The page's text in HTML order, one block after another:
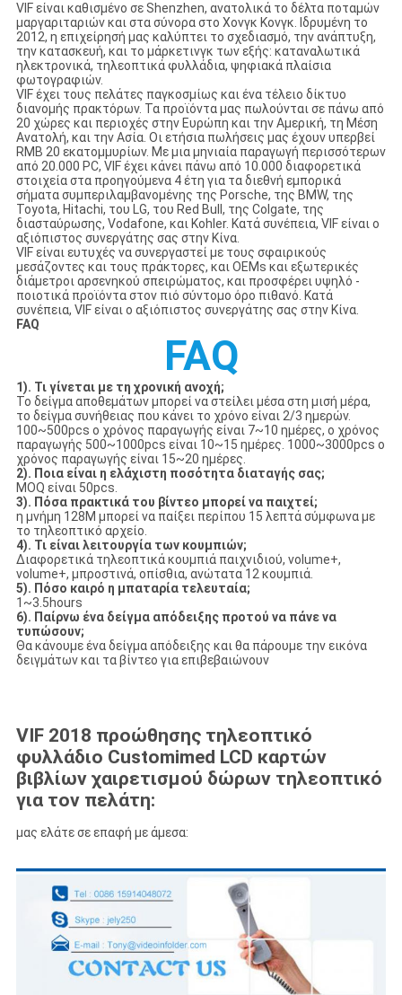
VIF είναι καθισμένο σε Shenzhen, ανατολικά το δέλτα ποταμών
μαργαριταριών και στα σύνορα στο Χονγκ Κονγκ. Ιδρυμένη το
2012, η επιχείρησή μας καλύπτει το σχεδιασμό, την ανάπτυξη,
την κατασκευή, και το μάρκετινγκ των εξής: καταναλωτικά
ηλεκτρονικά, τηλεοπτικά φυλλάδια, ψηφιακά πλαίσια
φωτογραφιών.
VIF έχει τους πελάτες παγκοσμίως και ένα τέλειο δίκτυο
διανομής πρακτόρων. Τα προϊόντα μας πωλούνται σε πάνω από
20 χώρες και περιοχές στην Ευρώπη και την Αμερική, τη Μέση
Ανατολή, και την Ασία. Οι ετήσια πωλήσεις μας έχουν υπερβεί
RMB 20 εκατομμυρίων. Με μια μηνιαία παραγωγή περισσότερων
από 20.000 PC, VIF έχει κάνει πάνω από 10.000 διαφορετικά
στοιχεία στα προηγούμενα 4 έτη για τα διεθνή εμπορικά
σήματα συμπεριλαμβανομένης της Porsche, της BMW, της
Toyota, Hitachi, του LG, του Red Bull, της Colgate, της
διασταύρωσης, Vodafone, και Kohler. Κατά συνέπεια, VIF είναι ο
αξιόπιστος συνεργάτης σας στην Κίνα.
VIF είναι ευτυχές να συνεργαστεί με τους σφαιρικούς
μεσάζοντες και τους πράκτορες, και OEMs και εξωτερικές
διάμετροι αρσενηκού σπειρώματος, και προσφέρει υψηλό -
ποιοτικά προϊόντα στον πιό σύντομο όρο πιθανό. Κατά
συνέπεια, VIF είναι ο αξιόπιστος συνεργάτης σας στην Κίνα.
FAQ
FAQ
1). Τι γίνεται με τη χρονική ανοχή;
Το δείγμα αποθεμάτων μπορεί να στείλει μέσα στη μισή μέρα,
το δείγμα συνήθειας που κάνει το χρόνο είναι 2/3 ημερών.
100~500pcs ο χρόνος παραγωγής είναι 7~10 ημέρες, ο χρόνος
παραγωγής 500~1000pcs είναι 10~15 ημέρες. 1000~3000pcs ο
χρόνος παραγωγής είναι 15~20 ημέρες.
2). Ποια είναι η ελάχιστη ποσότητα διαταγής σας;
MOQ είναι 50pcs.
3). Πόσα πρακτικά του βίντεο μπορεί να παιχτεί;
η μνήμη 128M μπορεί να παίξει περίπου 15 λεπτά σύμφωνα με
το τηλεοπτικό αρχείο.
4). Τι είναι λειτουργία των κουμπιών;
Διαφορετικά τηλεοπτικά κουμπιά παιχνιδιού, volume+,
volume+, μπροστινά, οπίσθια, ανώτατα 12 κουμπιά.
5). Πόσο καιρό η μπαταρία τελευταία;
1~3.5hours
6). Παίρνω ένα δείγμα απόδειξης προτού να πάνε να
τυπώσουν;
Θα κάνουμε ένα δείγμα απόδειξης και θα πάρουμε την εικόνα
δειγμάτων και τα βίντεο για επιβεβαιώνουν
VIF 2018 προώθησης τηλεοπτικό
φυλλάδιο Customimed LCD καρτών
βιβλίων χαιρετισμού δώρων τηλεοπτικό
για τον πελάτη:
μας ελάτε σε επαφή με άμεσα: